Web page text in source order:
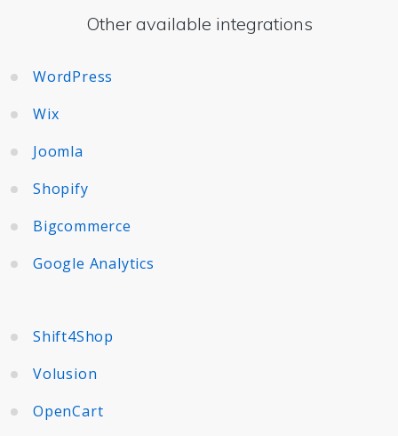
Other available integrations
WordPress
Wix
Joomla
Shopify
Bigcommerce
Google Analytics
Shift4Shop
Volusion
OpenCart